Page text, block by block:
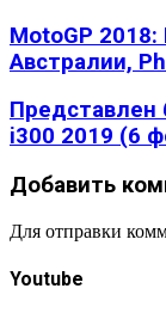
MotoGP
Австралии,
Представлен
i300 2019 (6
Добавить
Для отправки
Youtube